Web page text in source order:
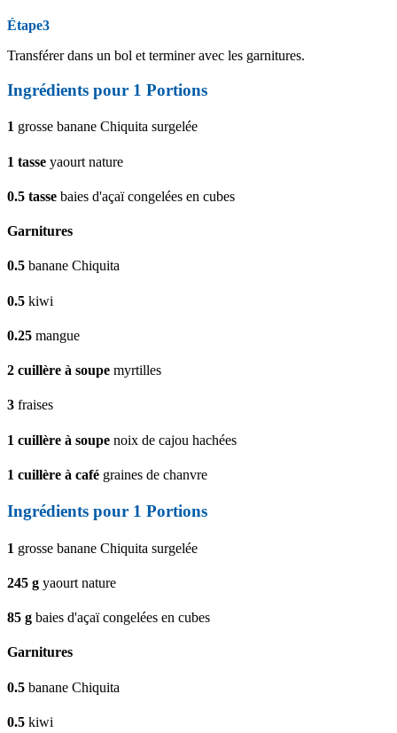
Étape3
Transférer dans un bol et terminer avec les garnitures.
Ingrédients pour 1 Portions
1 grosse banane Chiquita surgelée
1 tasse yaourt nature
0.5 tasse baies d'açaï congelées en cubes
Garnitures
0.5 banane Chiquita
0.5 kiwi
0.25 mangue
2 cuillère à soupe myrtilles
3 fraises
1 cuillère à soupe noix de cajou hachées
1 cuillère à café graines de chanvre
Ingrédients pour 1 Portions
1 grosse banane Chiquita surgelée
245 g yaourt nature
85 g baies d'açaï congelées en cubes
Garnitures
0.5 banane Chiquita
0.5 kiwi